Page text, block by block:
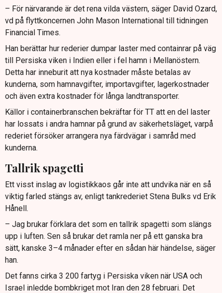
– För närvarande är det rena vilda västern, säger David Ozard,
vd på flyttkoncernen John Mason International till tidningen
Financial Times.
Han berättar hur rederier dumpar laster med containrar på väg
till Persiska viken i Indien eller i fel hamn i Mellanöstern.
Detta har inneburit att nya kostnader måste betalas av
kunderna, som hamnavgifter, importavgifter, lagerkostnader
och även extra kostnader för långa landtransporter.
Källor i containerbranschen bekräftar för TT att en del laster
har lossats i andra hamnar på grund av säkerhetsläget, varpå
rederiet försöker arrangera nya färdvägar i samråd med
kunderna.
Tallrik spagetti
Ett visst inslag av logistikkaos går inte att undvika när en så
viktig farled stängs av, enligt tankrederiet Stena Bulks vd Erik
Hånell.
– Jag brukar förklara det som en tallrik spagetti som slängs
upp i luften. Sen så brukar det ramla ner på ett ganska bra
sätt, kanske 3–4 månader efter en sådan här händelse, säger
han.
Det fanns cirka 3 200 fartyg i Persiska viken när USA och
Israel inledde bombkriget mot Iran den 28 februari. Det